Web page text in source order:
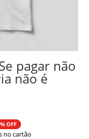
pagar não
não é
OFF
no cartão